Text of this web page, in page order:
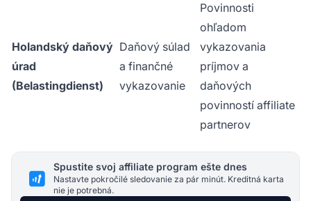
Holandský daňový
úrad
(Belastingdienst)
Daňový súlad
a finančné
vykazovanie
Povinnosti
ohľadom
vykazovania
príjmov a
daňových
povinností affiliate
partnerov
Spustite svoj affiliate program ešte dnes
Nastavte pokročilé sledovanie za pár minút. Kreditná karta
nie je potrebná.